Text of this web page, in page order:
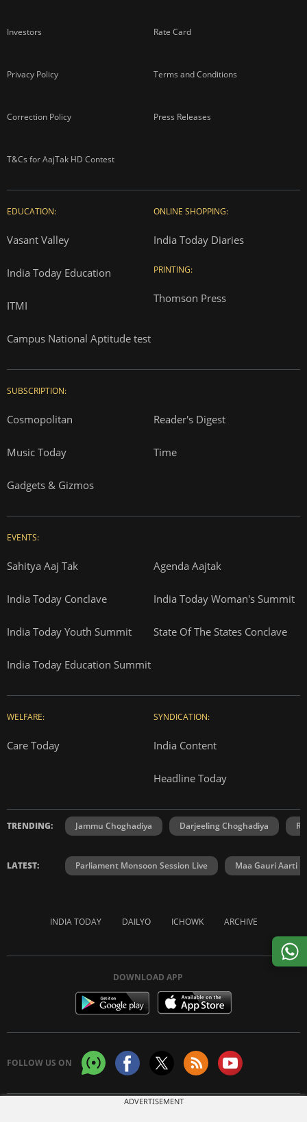
Investors Rate Card
Privacy Policy Terms and Conditions
Correction Policy Press Releases
T&Cs for AajTak HD Contest
EDUCATION:
Vasant Valley
India Today Education
ITMI
Campus National Aptitude test
ONLINE SHOPPING:
India Today Diaries
PRINTING:
Thomson Press
SUBSCRIPTION:
Cosmopolitan Reader's Digest
Music Today Time
Gadgets & Gizmos
EVENTS:
Sahitya Aaj Tak Agenda Aajtak
India Today Conclave India Today Woman's Summit
India Today Youth Summit State Of The States Conclave
India Today Education Summit
WELFARE:
Care Today
SYNDICATION:
India Content
Headline Today
TRENDING: Jammu Choghadiya Darjeeling Choghadiya
LATEST: Parliament Monsoon Session Live Maa Gauri Aarti
INDIA TODAY DAILYO ICHOWK ARCHIVE
DOWNLOAD APP
FOLLOW US ON
ADVERTISEMENT